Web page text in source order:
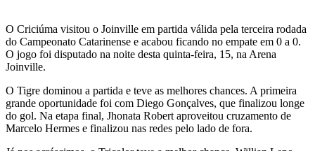
O Criciúma visitou o Joinville em partida válida pela terceira rodada
do Campeonato Catarinense e acabou ficando no empate em 0 a 0.
O jogo foi disputado na noite desta quinta-feira, 15, na Arena
Joinville.
O Tigre dominou a partida e teve as melhores chances. A primeira
grande oportunidade foi com Diego Gonçalves, que finalizou longe
do gol. Na etapa final, Jhonata Robert aproveitou cruzamento de
Marcelo Hermes e finalizou nas redes pelo lado de fora.